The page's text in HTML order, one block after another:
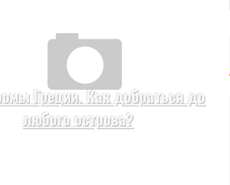
Греции. Как добраться до
любого острова?